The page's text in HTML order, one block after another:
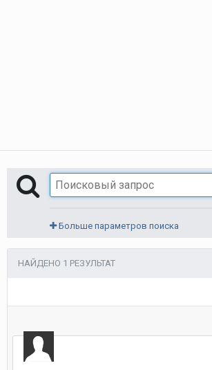
Больше параметров поиска
НАЙДЕНО 1 РЕЗУЛЬТАТ